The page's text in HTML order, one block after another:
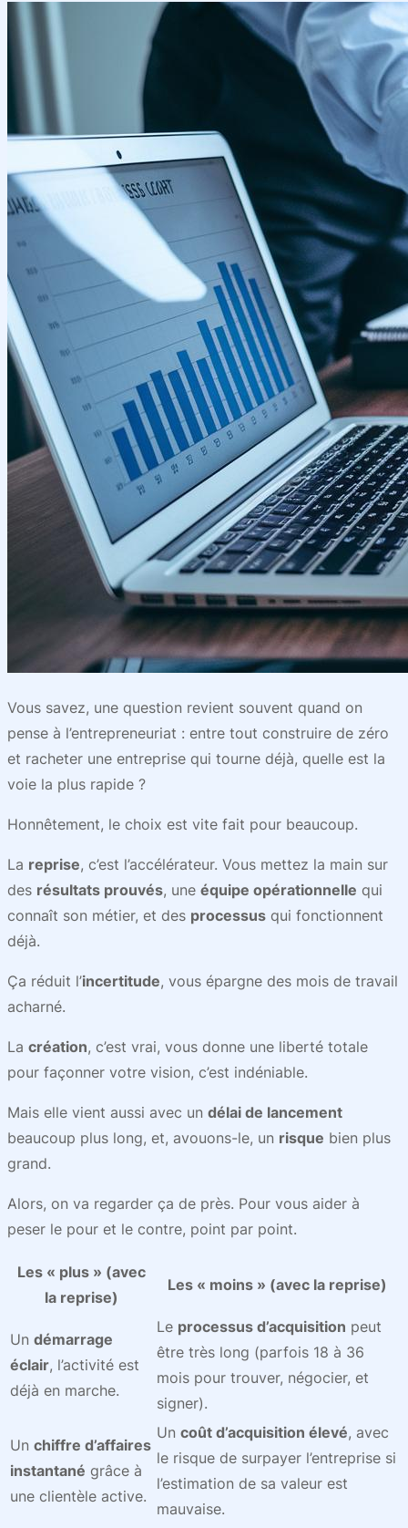
Vous savez, une question revient souvent quand on
pense à l’entrepreneuriat : entre tout construire de zéro
et racheter une entreprise qui tourne déjà, quelle est la
voie la plus rapide ?
Honnêtement, le choix est vite fait pour beaucoup.
La reprise, c’est l’accélérateur. Vous mettez la main sur
des résultats prouvés, une équipe opérationnelle qui
connaît son métier, et des processus qui fonctionnent
déjà.
Ça réduit l’incertitude, vous épargne des mois de travail
acharné.
La création, c’est vrai, vous donne une liberté totale
pour façonner votre vision, c’est indéniable.
Mais elle vient aussi avec un délai de lancement
beaucoup plus long, et, avouons-le, un risque bien plus
grand.
Alors, on va regarder ça de près. Pour vous aider à
peser le pour et le contre, point par point.
Les « plus » (avec
la reprise)
Les « moins » (avec la reprise)
Un démarrage
éclair, l’activité est
déjà en marche.
Le processus d’acquisition peut
être très long (parfois 18 à 36
mois pour trouver, négocier, et
signer).
Un chiffre d’affaires
instantané grâce à
une clientèle active.
Un coût d’acquisition élevé, avec
le risque de surpayer l’entreprise si
l’estimation de sa valeur est
mauvaise.